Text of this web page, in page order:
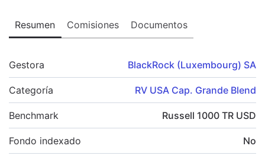
Resumen Comisiones Documentos
Gestora BlackRock (Luxembourg) SA
Categoría RV USA Cap. Grande Blend
Benchmark Russell 1000 TR USD
Fondo indexado No